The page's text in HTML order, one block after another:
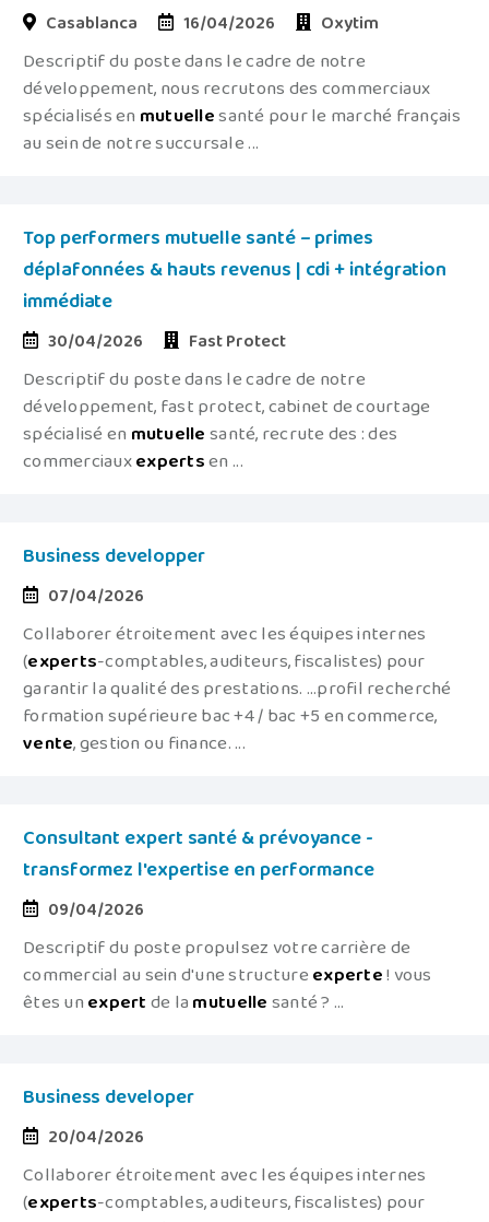
Casablanca 16/04/2026 Oxytim
Descriptif du poste dans le cadre de notre
développement, nous recrutons des commerciaux
spécialisés enmutuellesanté pour le marché français
au sein de notre succursale ...
Top performers mutuelle santé – primes
déplafonnées & hauts revenus | cdi + intégration
immédiate
30/04/2026 Fast Protect
Descriptif du poste dans le cadre de notre
développement, fast protect, cabinet de courtage
spécialisé enmutuellesanté, recrute des : des
commerciauxexpertsen ...
Business developper
07/04/2026
Collaborer étroitement avec les équipes internes
(experts-comptables, auditeurs, fiscalistes) pour
garantir la qualité des prestations. ...profil recherché
formation supérieure bac +4 / bac +5 en commerce,
vente, gestion ou finance. ...
Consultant expert santé & prévoyance -
transformez l'expertise en performance
09/04/2026
Descriptif du poste propulsez votre carrière de
commercial au sein d'une structureexperte! vous
êtes unexpertde lamutuellesanté ? ...
Business developer
20/04/2026
Collaborer étroitement avec les équipes internes
(experts-comptables, auditeurs, fiscalistes) pour